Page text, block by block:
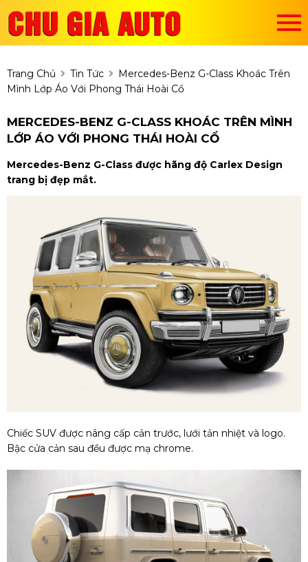
Trang Chủ Tin Tức
Mercedes-Benz G-Class Khoác Trên
Mình Lớp Áo Với Phong Thái Hoài Cổ
MERCEDES-BENZ G-CLASS KHOÁC TRÊN MÌNH
LỚP ÁO VỚI PHONG THÁI HOÀI CỔ
Mercedes-Benz G-Class được hãng độ Carlex Design
trang bị đẹp mắt.
Chiếc SUV được nâng cấp cản trước, lưới tản nhiệt và logo.
Bậc cửa cản sau đều được mạ chrome.